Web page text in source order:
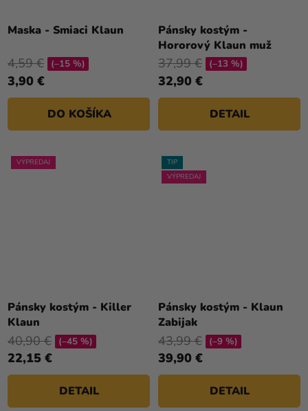
Maska - Smiaci Klaun
3,90 €
4,59 € (–15 %)
DO KOŠÍKA
Pánsky kostým -
Hororový Klaun muž
32,90 €
37,99 € (–13 %)
DETAIL
VÝPREDAJ
Pánsky kostým - Killer
Klaun
22,15 €
40,90 € (–45 %)
DETAIL
TIP
VÝPREDAJ
Pánsky kostým - Klaun
Zabijak
39,90 €
43,99 € (–9 %)
DETAIL